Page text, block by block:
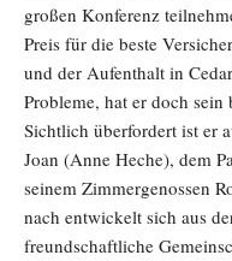
großen Konferenz
Preis für die beste
und der Aufenthalt in
Probleme, hat er doch sein
Sichtlich überfordert ist er
Joan (Anne Heche), dem
seinem Zimmergenossen
nach entwickelt sich aus
freundschaftliche